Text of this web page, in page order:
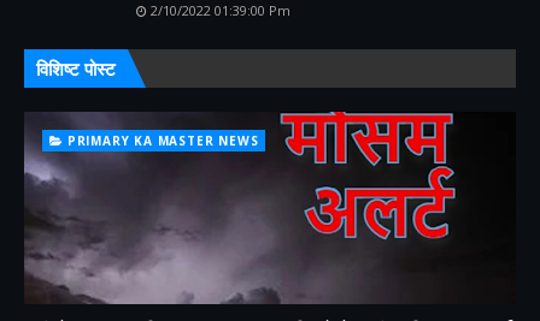
2/10/2022 01:39:00 Pm
विशिष्ट पोस्ट
PRIMARY KA MASTER NEWS